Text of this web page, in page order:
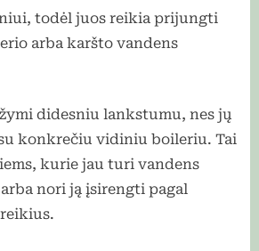
todėl juos reikia prijungti
arba karšto vandens
didesniu lankstumu, nes jų
konkrečiu vidiniu boileriu. Tai
kurie jau turi vandens
nori ją įsirengti pagal